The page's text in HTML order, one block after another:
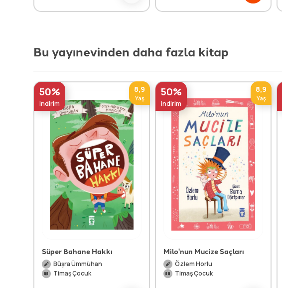
Bu yayınevinden daha fazla kitap
50%
indirim
8,9
Yaş
Süper Bahane Hakkı
Büşra Ümmühan
Timaş Çocuk
50%
indirim
8,9
Yaş
Milo'nun Mucize Saçları
Özlem Horlu
Timaş Çocuk